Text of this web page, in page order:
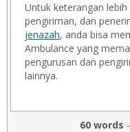
Untuk keterangan
pengiriman, dan
jenazah, anda bisa
Ambulance yang
pengurusan dan
lainnya.
60 words